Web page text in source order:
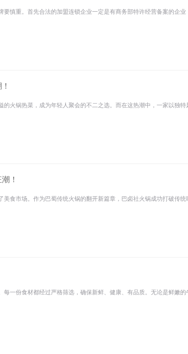
要慎重。首先合法的加盟连锁企业一定是有商务部特许经营备案的企
的火锅热菜，成为年轻人聚会的不二之选。而在这热潮中，一家以独
！
食市场。作为巴蜀传统火锅的翻开新篇章，巴卤社火锅成功打破传
每一份食材都经过严格筛选，确保新鲜、健康、有品质。无论是鲜嫩